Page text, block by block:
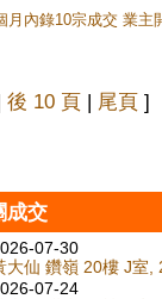
內錄10宗成交 業
後 10 頁 | 尾頁 ]
成交
07-30
大仙 鑽嶺 20樓 J室,
07-24